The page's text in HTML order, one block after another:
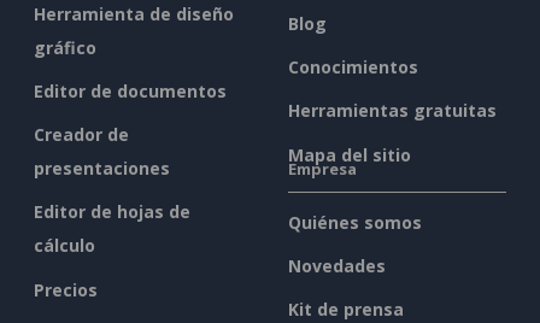
Herramienta de diseño
gráfico
Editor de documentos
Creador de
presentaciones
Editor de hojas de
cálculo
Precios
Blog
Conocimientos
Herramientas gratuitas
Mapa del sitio
Empresa
Quiénes somos
Novedades
Kit de prensa